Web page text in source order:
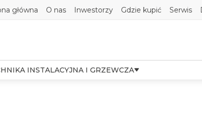
główna O nas Inwestorzy Gdzie kupić Serwis
INSTALACYJNA I GRZEWCZA